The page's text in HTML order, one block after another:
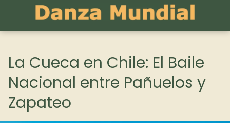
La Cueca en Chile: El Baile
Nacional entre Pañuelos y
Zapateo